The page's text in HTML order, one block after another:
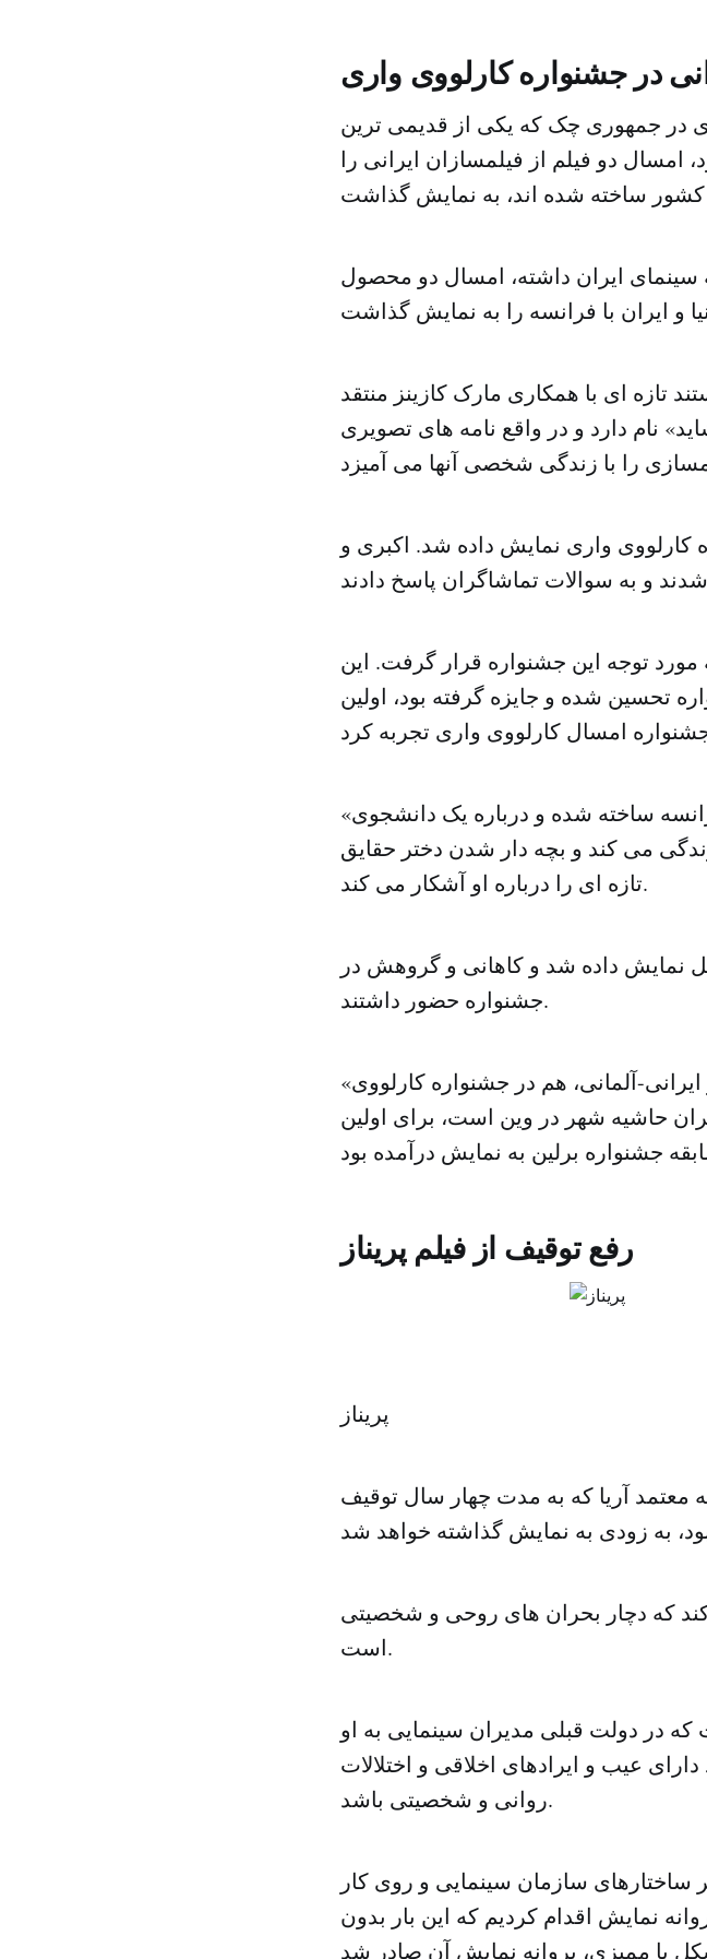
در جشنواره کارلووی واری
در جمهوری چک که یکی از قدیمی ترین
دو فیلم از فیلمسازان ایرانی را
ایران داشته، امسال دو محصول
تازه ای با همکاری مارک کازینز منتقد
نام دارد و در واقع نامه های تصویری
کارلووی واری نمایش داده شد. اکبری و
مورد توجه این جشنواره قرار گرفت. این
تحسین شده و جایزه گرفته بود، اولین
«ما وقت داریم» عنوان این فیلم است که در فرانسه ساخته شده و درباره یک دانشجوی
می کند و بچه دار شدن دختر حقایق
تازه ای را درباره او آشکار می کند.
نمایش داده شد و کاهانی و گروهش در
جشنواره حضور داشتند.
«ماکاندو» ساخته سودابه مرتضایی، فیلمساز ایرانی-آلمانی، هم در جشنواره کارلووی
حاشیه شهر در وین است، برای اولین
رفع توقیف از فیلم پریناز
پریناز
معتمد آریا که به مدت چهار سال توقیف
که دچار بحران های روحی و شخصیتی
است.
که در دولت قبلی مدیران سینمایی به او
عیب و ایرادهای اخلاقی و اختلالات
روانی و شخصیتی باشد.
ساختارهای سازمان سینمایی و روی کار
نمایش اقدام کردیم که این بار بدون